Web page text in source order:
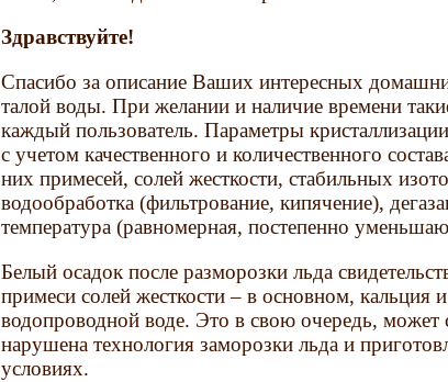
Здравствуйте!
Спасибо за описание Ваших интересных
талой воды. При желании и наличие времени
каждый пользователь. Параметры
с учетом качественного и количественного
них примесей, солей жесткости, стабильных
водообработка (фильтрование, кипячение),
температура (равномерная, постепенно
Белый осадок после разморозки льда
примеси солей жесткости – в основном, кальция
водопроводной воде. Это в свою очередь, может
нарушена технология заморозки льда и
условиях.